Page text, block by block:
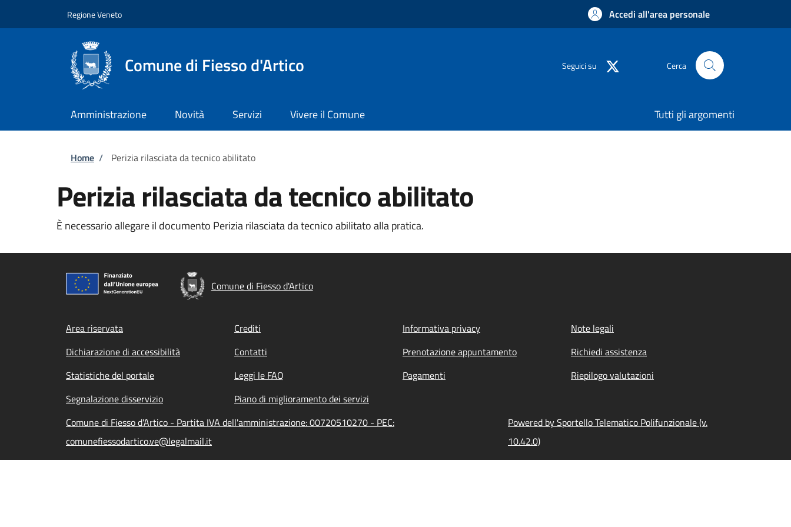
Regione Veneto Accedi all'area personale
Comune di Fiesso d'Artico Seguici su Cerca
Amministrazione Novità Servizi Vivere il Comune Tutti gli argomenti
Briciole di pane
Home / Perizia rilasciata da tecnico abilitato
Perizia rilasciata da tecnico abilitato
È necessario allegare il documento Perizia rilasciata da tecnico abilitato alla pratica.
Comune di Fiesso d'Artico
Footer menu
Area riservata Crediti Informativa privacy
Note legali
Dichiarazione di accessibilità
Contatti Prenotazione appuntamento
Richiedi assistenza
Statistiche del portale
Leggi le FAQ Pagamenti
Riepilogo valutazioni
Segnalazione disservizio
Piano di miglioramento dei servizi
Comune di Fiesso d'Artico - Partita IVA dell'amministrazione: 00720510270 - PEC:
comunefiessodartico.ve@legalmail.it
Powered by Sportello Telematico Polifunzionale (v.
10.42.0)